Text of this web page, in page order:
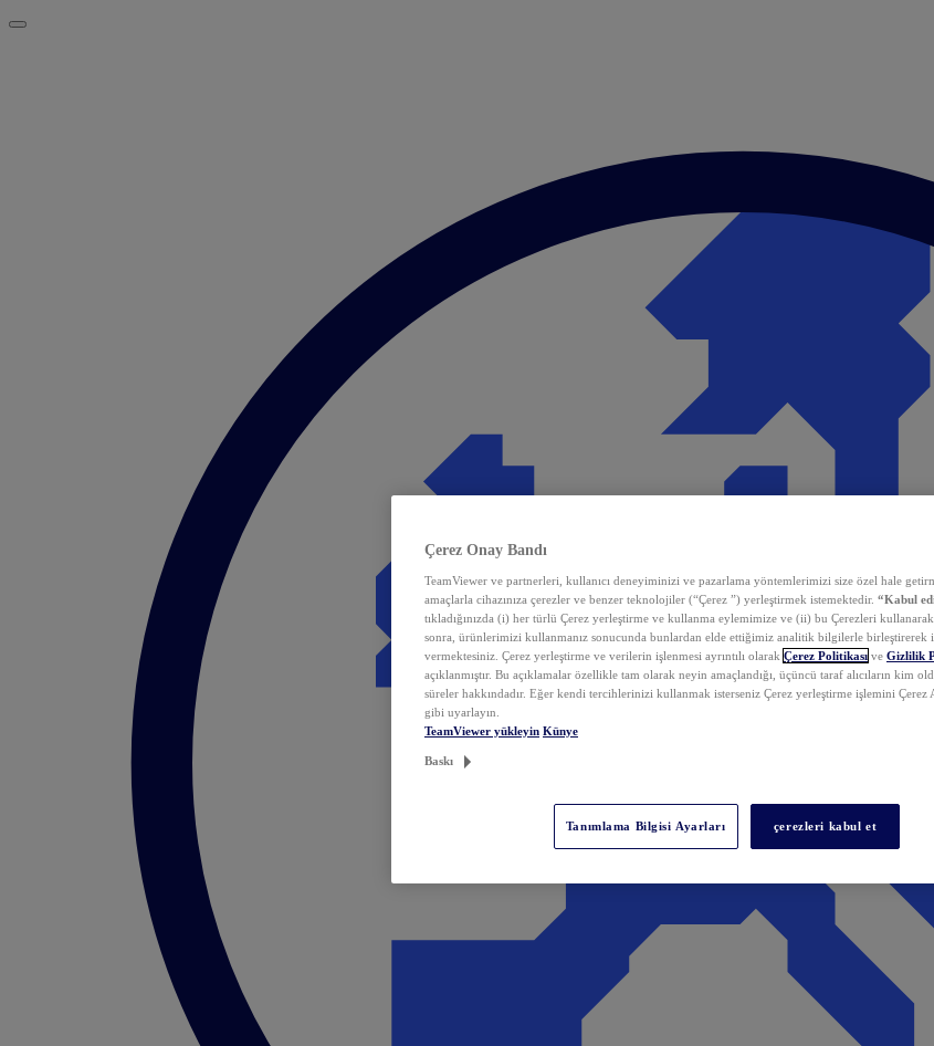
Çerez Onay Bandı
TeamViewer ve partnerleri, kullanıcı deneyiminizi ve pazarlama yöntemlerimizi size özel hale
amaçlarla cihazınıza çerezler ve benzer teknolojiler (“Çerez ”) yerleştirmek istemektedir. “Kabul
tıkladığınızda (i) her türlü Çerez yerleştirme ve kullanma eylemimize ve (ii) bu Çerezleri kullanarak
sonra, ürünlerimizi kullanmanız sonucunda bunlardan elde ettiğimiz analitik bilgilerle birleştirerek
vermektesiniz. Çerez yerleştirme ve verilerin işlenmesi ayrıntılı olarak Çerez Politikası ve Gizlilik
açıklanmıştır. Bu açıklamalar özellikle tam olarak neyin amaçlandığı, üçüncü taraf alıcıların kim
süreler hakkındadır. Eğer kendi tercihlerinizi kullanmak isterseniz Çerez yerleştirme işlemini Çerez
gibi uyarlayın.
TeamViewer yükleyin Künye
Baskı
Tanımlama Bilgisi Ayarları çerezleri kabul et